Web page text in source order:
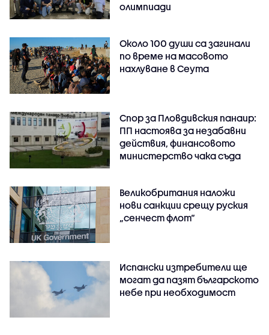
олимпиади
Около 100 души са загинали
по време на масовото
нахлуване в Сеута
Спор за Пловдивския панаир:
ПП настоява за незабавни
действия, финансовото
министерство чака съда
Великобритания наложи
нови санкции срещу руския
„сенчест флот“
Испански изтребители ще
могат да пазят българското
небе при необходимост